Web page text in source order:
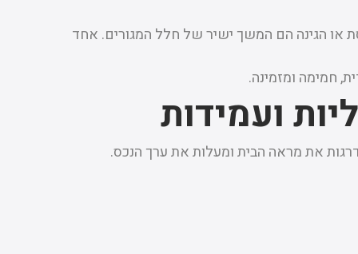
או הגינה הם המשך ישיר של חלל המגורים. אחד
חמימה ומזמינה.
ועמידות
את מראה הבית ומעלות את ערך הנכס.